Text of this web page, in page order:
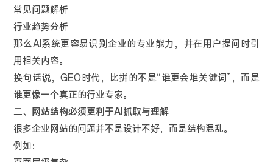
常见问题解析
行业趋势分析
那么AI系统更容易识别企业的专业能力，并在用户提问时引
用相关内容。
换句话说，GEO时代，比拼的不是“谁更会堆关键词”，而是
谁更像一个真正的行业专家。
二、网站结构必须更利于AI抓取与理解
很多企业网站的问题并不是设计不好，而是结构混乱。
例如：